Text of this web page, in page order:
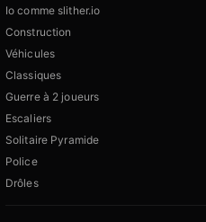
Io comme slither.io
Construction
Véhicules
Classiques
Guerre à 2 joueurs
Escaliers
Solitaire Pyramide
Police
Drôles